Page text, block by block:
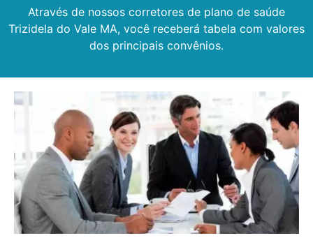
Através de nossos corretores de plano de saúde
Trizidela do Vale MA, você receberá tabela com valores
dos principais convênios.